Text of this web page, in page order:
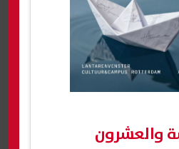
والعشرون